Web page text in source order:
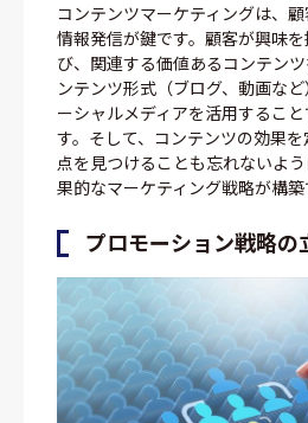
コンテンツマーケティングは、
情報発信が鍵です。顧客が興味
び、関連する価値あるコンテン
ンテンツ形式（ブログ、動画な
ーシャルメディアを活用するこ
す。そして、コンテンツの効果
点を見つけることも忘れないよ
果的なマーケティング戦略が構築
プロモーション戦略の